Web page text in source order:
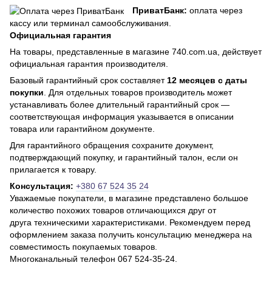
ПриватБанк: оплата через
кассу или терминал самообслуживания.
Официальная гарантия
На товары, представленные в магазине 740.com.ua, действует
официальная гарантия производителя.
Базовый гарантийный срок составляет 12 месяцев с даты
покупки . Для отдельных товаров производитель может
устанавливать более длительный гарантийный срок —
соответствующая информация указывается в описании
товара или гарантийном документе.
Для гарантийного обращения сохраните документ,
подтверждающий покупку, и гарантийный талон, если он
прилагается к товару.
Консультация: +380 67 524 35 24
Уважаемые покупатели, в магазине представлено большое
количество похожих товаров отличающихся друг от
друга техническими характеристиками. Рекомендуем перед
оформлением заказа получить консультацию менеджера на
совместимость покупаемых товаров.
Многоканальный телефон 067 524-35-24.